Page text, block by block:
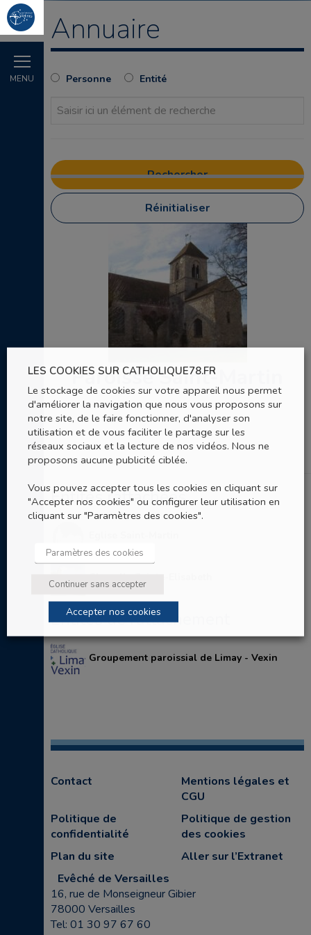
MENU
Annuaire
Personne Entité
Réinitialiser
Paroisse Saint-Martin
Follainville-Dennemont
Entités rattachées
Entités de rattachement
Groupement paroissial de Limay - Vexin
Contact
Mentions légales et
CGU
Politique de
confidentialité
Politique de gestion
des cookies
Plan du site
Aller sur l’Extranet
Evêché de Versailles
16, rue de Monseigneur Gibier
78000 Versailles
Tel: 01 30 97 67 60
LES COOKIES SUR CATHOLIQUE78.FR
Le stockage de cookies sur votre appareil nous permet
d'améliorer la navigation que nous vous proposons sur
notre site, de le faire fonctionner, d'analyser son
utilisation et de vous faciliter le partage sur les
réseaux sociaux et la lecture de nos vidéos. Nous ne
proposons aucune publicité ciblée.
Vous pouvez accepter tous les cookies en cliquant sur
"Accepter nos cookies" ou configurer leur utilisation en
cliquant sur "Paramètres des cookies".
Paramètres des cookies
Continuer sans accepter
Accepter nos cookies